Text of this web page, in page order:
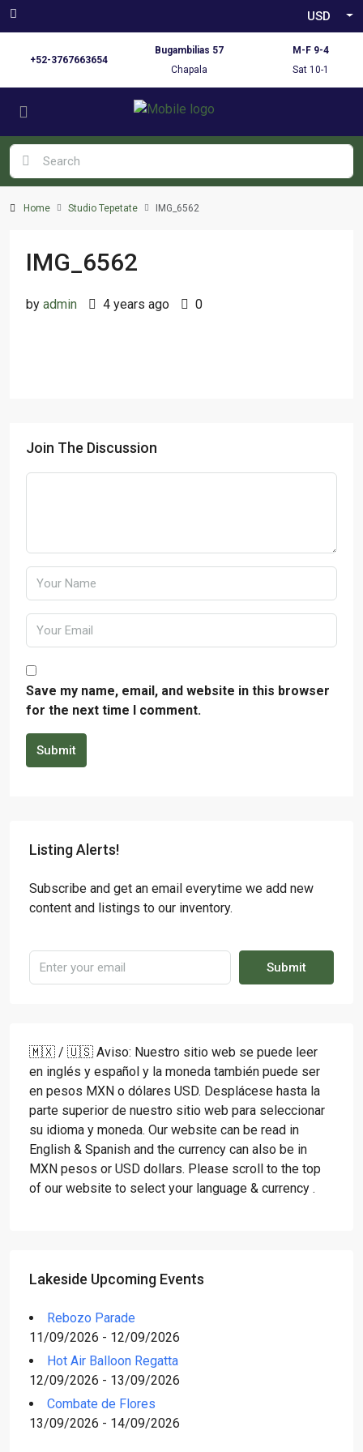
USD
+52-3767663654
Bugambilias 57
Chapala
M-F 9-4
Sat 10-1
Home Studio Tepetate IMG_6562
IMG_6562
by admin 4 years ago 0
Join The Discussion
Save my name, email, and website in this browser
for the next time I comment.
Submit
Listing Alerts!
Subscribe and get an email everytime we add new
content and listings to our inventory.
Submit
🇲🇽 / 🇺🇸 Aviso: Nuestro sitio web se puede leer
en inglés y español y la moneda también puede ser
en pesos MXN o dólares USD. Desplácese hasta la
parte superior de nuestro sitio web para seleccionar
su idioma y moneda. Our website can be read in
English & Spanish and the currency can also be in
MXN pesos or USD dollars. Please scroll to the top
of our website to select your language & currency .
Lakeside Upcoming Events
Rebozo Parade
11/09/2026 - 12/09/2026
Hot Air Balloon Regatta
12/09/2026 - 13/09/2026
Combate de Flores
13/09/2026 - 14/09/2026